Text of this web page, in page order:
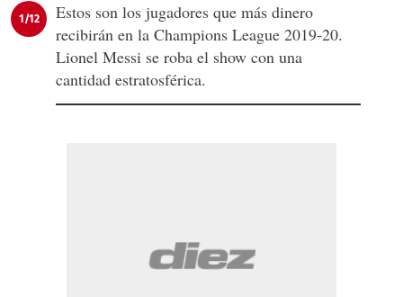
1/12
Estos son los jugadores que más dinero
recibirán en la Champions League 2019-20.
Lionel Messi se roba el show con una
cantidad estratosférica.